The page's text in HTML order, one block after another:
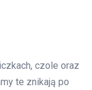
czole oraz
te znikają po